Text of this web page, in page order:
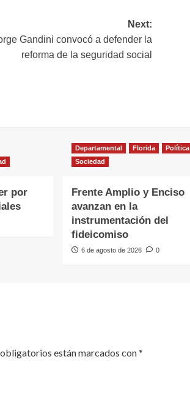
Next:
Gandini convocó a defender la
reforma de la seguridad social
por
Departamental Florida
Política
Sociedad
Frente Amplio y Enciso
avanzan en la
instrumentación del
fideicomiso
6 de agosto de 2026 0
están marcados con*